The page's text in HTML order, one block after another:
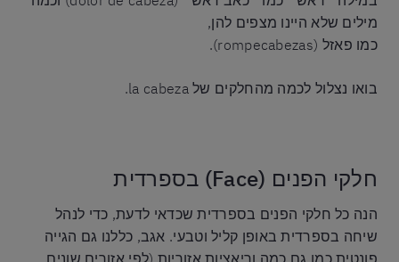
מילים שלא היינו מצפים להן,
כמו פאזל (rompecabezas).
בואו נצלול לכמה מהחלקים של la cabeza.
חלקי הפנים (Face) בספרדית
הנה כל חלקי הפנים בספרדית שכדאי לדעת, כדי לנהל
שיחה בספרדית באופן קליל וטבעי. אגב, כללנו גם הגייה